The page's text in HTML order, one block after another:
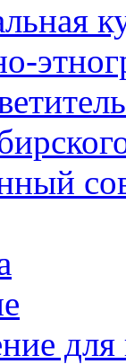
для